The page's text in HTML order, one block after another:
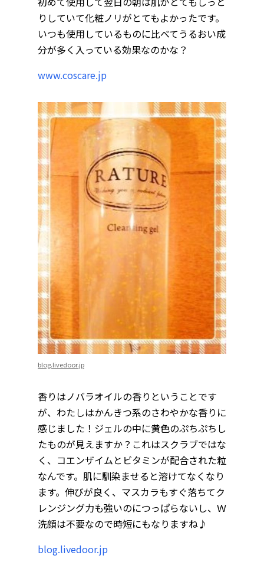
りしていて化粧ノリがとてもよかったです。
いつも使用しているものに比べてうるおい成
分が多く入っている効果なのかな？
www.coscare.jp
blog.livedoor.jp
香りはノバラオイルの香りということです
が、わたしはかんきつ系のさわやかな香りに
感じました！ジェルの中に黄色のぷちぷちし
たものが見えますか？これはスクラブではな
く、コエンザイムとビタミンが配合された粒
なんです。肌に馴染ませると溶けてなくなり
ます。伸びが良く、マスカラもすぐ落ちてク
レンジング力も強いのにつっぱらないし、Ｗ
洗顔は不要なので時短にもなりますね♪
blog.livedoor.jp